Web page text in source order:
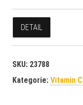
DETAIL
SKU: 23788
Kategorie: Vitamin C